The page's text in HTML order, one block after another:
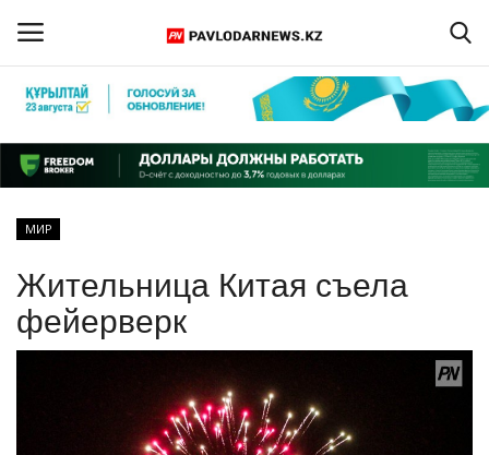
Регистрация
Главная
ПАВЛОДАРСКАЯ ОБЛАСТЬ
МИР
Жительница Китая съела
фейерверк